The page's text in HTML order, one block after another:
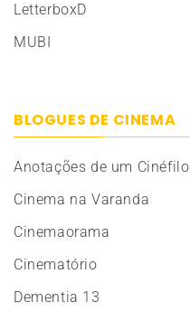
LetterboxD
MUBI
BLOGUES DE CINEMA
Anotações de um Cinéfilo
Cinema na Varanda
Cinemaorama
Cinematório
Dementia 13